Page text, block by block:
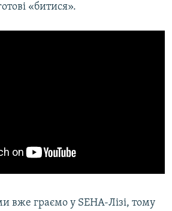
«битися».
вже граємо у SEHA-Лізі, тому